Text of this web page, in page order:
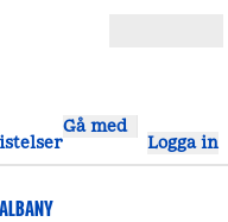
Gå med
Logga in